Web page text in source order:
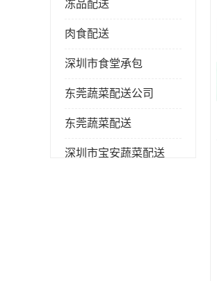
冻品配送
肉食配送
深圳市食堂承包
东莞蔬菜配送公司
东莞蔬菜配送
深圳市宝安蔬菜配送